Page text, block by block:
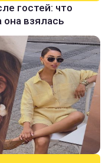
гостей: что
она взялась